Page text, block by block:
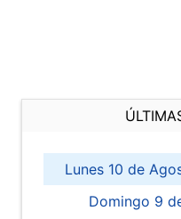
Lunes 10 de
Domingo 9